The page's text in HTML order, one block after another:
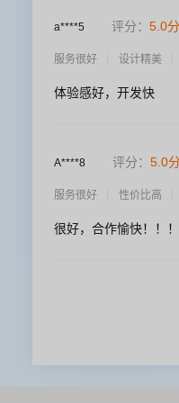
a****5 评分： 5.0分
服务很好 设计精美
体验感好，开发快
A****8 评分： 5.0
服务很好 性价比高
很好，合作愉快！！！